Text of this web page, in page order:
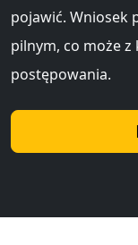
pojawić. Wniosek
pilnym, co może z
postępowania.